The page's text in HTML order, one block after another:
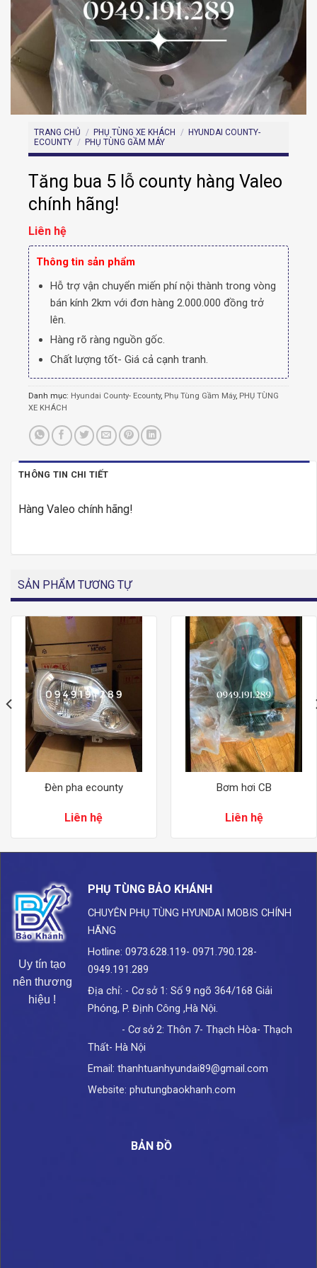
TRANG CHỦ / PHỤ TÙNG XE KHÁCH / HYUNDAI COUNTY-
ECOUNTY / PHỤ TÙNG GẦM MÁY
Tăng bua 5 lỗ county hàng Valeo
chính hãng!
Liên hệ
Thông tin sản phẩm
Hỗ trợ vận chuyển miến phí nội thành trong vòng
bán kính 2km với đơn hàng 2.000.000 đồng trở
lên.
Hàng rõ ràng nguồn gốc.
Chất lượng tốt- Giá cả cạnh tranh.
Danh mục: Hyundai County- Ecounty, Phụ Tùng Gầm Máy, PHỤ TÙNG
XE KHÁCH
THÔNG TIN CHI TIẾT
Hàng Valeo chính hãng!
SẢN PHẨM TƯƠNG TỰ
Đèn pha ecounty
Liên hệ
Bơm hơi CB
Liên hệ
Uy tín tạo
nên thương
hiệu !
PHỤ TÙNG BẢO KHÁNH
CHUYÊN PHỤ TÙNG HYUNDAI MOBIS CHÍNH
HÃNG
Hotline: 0973.628.119- 0971.790.128-
0949.191.289
Địa chỉ: - Cơ sở 1: Số 9 ngõ 364/168 Giải
Phóng, P. Định Công ,Hà Nội.
- Cơ sở 2: Thôn 7- Thạch Hòa- Thạch
Thất- Hà Nội
Email: thanhtuanhyundai89@gmail.com
Website: phutungbaokhanh.com
BẢN ĐỒ